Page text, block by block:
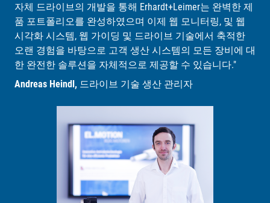
자체 드라이브의 개발을 통해 Erhardt+Leimer는 완벽한 제
품 포트폴리오를 완성하였으며 이제 웹 모니터링, 및 웹
시각화 시스템, 웹 가이딩 및 드라이브 기술에서 축적한
오랜 경험을 바탕으로 고객 생산 시스템의 모든 장비에 대
한 완전한 솔루션을 자체적으로 제공할 수 있습니다."
Andreas Heindl, 드라이브 기술 생산 관리자